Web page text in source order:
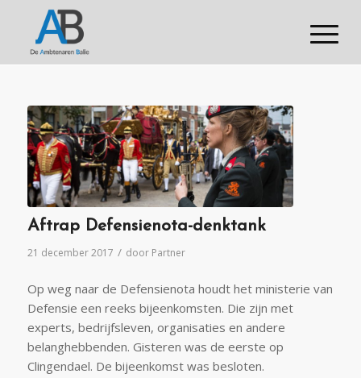
Aftrap Defensienota-denktank
21 december 2017 / door Partner
Op weg naar de Defensienota houdt het ministerie van
Defensie een reeks bijeenkomsten. Die zijn met
experts, bedrijfsleven, organisaties en andere
belanghebbenden. Gisteren was de eerste op
Clingendael. De bijeenkomst was besloten.